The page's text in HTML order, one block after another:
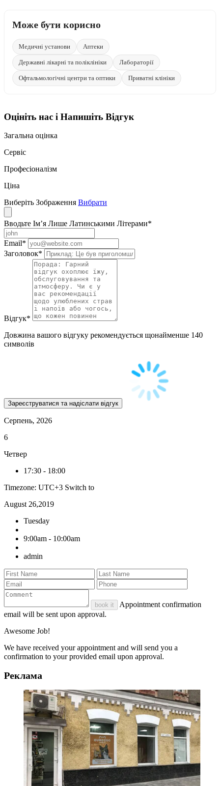
Може бути корисно
Медичні установи Аптеки
Державні лікарні та поліклініки Лабораторії
Офтальмологічні центри та оптики Приватні клініки
Оцініть нас і Напишіть Відгук
Загальна оцінка
Сервіс
Професіоналізм
Ціна
Виберіть Зображення Вибрати
Вводьте Ім’я Лише Латинськими Літерами*
Email*
Заголовок*
Відгук*
Довжина вашого відгуку рекомендується щонайменше 140
символів
Серпень, 2026
6
Четвер
17:30 - 18:00
Timezone: UTC+3 Switch to
August 26,2019
Tuesday
9:00am - 10:00am
admin
book it
Appointment confirmation
email will be sent upon approval.
Awesome Job!
We have received your appointment and will send you a
confirmation to your provided email upon approval.
Реклама